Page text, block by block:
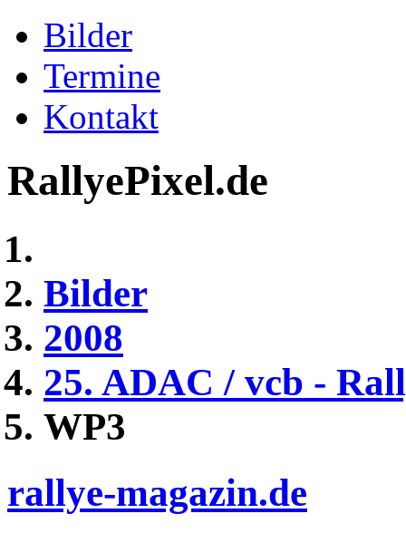
Bilder
Termine
Kontakt
RallyePixel.de
Bilder
2008
25. ADAC / vcb -
WP3
rallye-magazin.de